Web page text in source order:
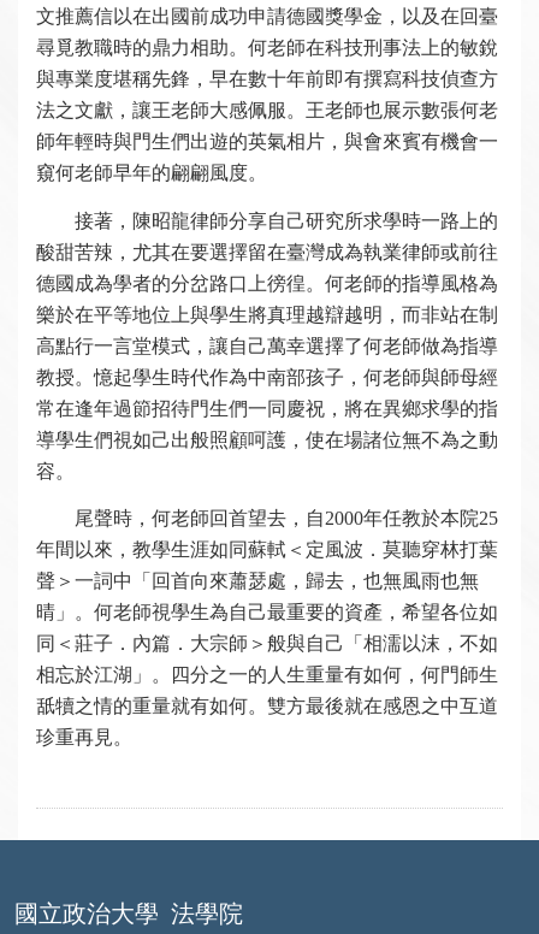
文推薦信以在出國前成功申請德國獎學金，以及在回臺
尋覓教職時的鼎力相助。何老師在科技刑事法上的敏銳
與專業度堪稱先鋒，早在數十年前即有撰寫科技偵查方
法之文獻，讓王老師大感佩服。王老師也展示數張何老
師年輕時與門生們出遊的英氣相片，與會來賓有機會一
窺何老師早年的翩翩風度。
接著，陳昭龍律師分享自己研究所求學時一路上的
酸甜苦辣，尤其在要選擇留在臺灣成為執業律師或前往
德國成為學者的分岔路口上徬徨。何老師的指導風格為
樂於在平等地位上與學生將真理越辯越明，而非站在制
高點行一言堂模式，讓自己萬幸選擇了何老師做為指導
教授。憶起學生時代作為中南部孩子，何老師與師母經
常在逢年過節招待門生們一同慶祝，將在異鄉求學的指
導學生們視如己出般照顧呵護，使在場諸位無不為之動
容。
尾聲時，何老師回首望去，自2000年任教於本院25
年間以來，教學生涯如同蘇軾＜定風波．莫聽穿林打葉
聲＞一詞中「回首向來蕭瑟處，歸去，也無風雨也無
晴」。何老師視學生為自己最重要的資產，希望各位如
同＜莊子．內篇．大宗師＞般與自己「相濡以沫，不如
相忘於江湖」。四分之一的人生重量有如何，何門師生
舐犢之情的重量就有如何。雙方最後就在感恩之中互道
珍重再見。
國立政治大學 法學院